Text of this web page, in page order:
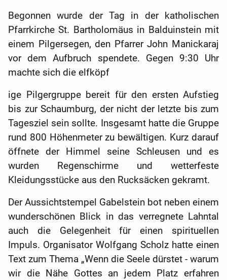
Begonnen wurde der Tag in der katholischen
Pfarrkirche St. Bartholomäus in Balduinstein mit
einem Pilgersegen, den Pfarrer John Manickaraj
vor dem Aufbruch spendete. Gegen 9:30 Uhr
machte sich die elfköpf
ige Pilgergruppe bereit für den ersten Aufstieg
bis zur Schaumburg, der nicht der letzte bis zum
Tagesziel sein sollte. Insgesamt hatte die Gruppe
rund 800 Höhenmeter zu bewältigen. Kurz darauf
öffnete der Himmel seine Schleusen und es
wurden Regenschirme und wetterfeste
Kleidungsstücke aus den Rucksäcken gekramt.
Der Aussichtstempel Gabelstein bot neben einem
wunderschönen Blick in das verregnete Lahntal
auch die Gelegenheit für einen spirituellen
Impuls. Organisator Wolfgang Scholz hatte einen
Text zum Thema „Wenn die Seele dürstet - warum
wir die Nähe Gottes an jedem Platz erfahren